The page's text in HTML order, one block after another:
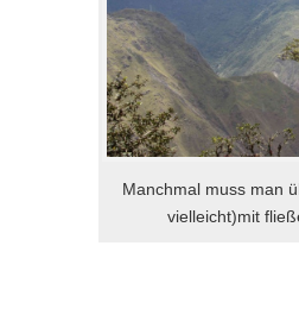
Manchmal muss man
vielleicht)mit